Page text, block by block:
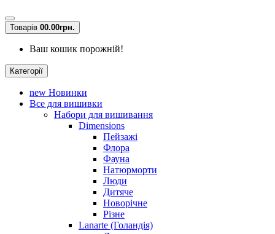
Товарів 00.00грн.
Ваш кошик порожній!
Категорії
new Новинки
Все для вишивки
Набори для вишивання
Dimensions
Пейзажі
Флора
Фауна
Натюрморти
Люди
Дитяче
Новорічне
Різне
Lanarte (Голандія)